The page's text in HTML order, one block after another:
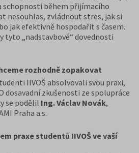
schopnosti během přijímacího
nesouhlas, zvládnout stres, jak si
jak efektivně hospodařit s časem.
tyto „nadstavbové“ dovednosti
rozhodně zopakovat
IIVOŠ absolvovali svou praxi,
dosavadní zkušenosti ze spolupráce
se podělil Ing. Václav Novák,
Praha a.s.
praxe studentů IIVOŠ ve vaší